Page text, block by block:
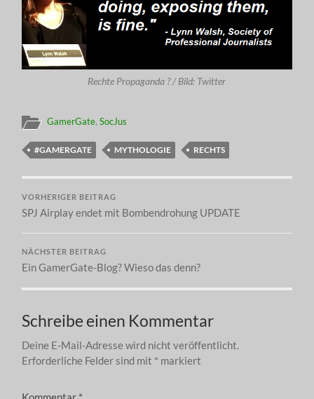
Rechte Propaganda ? / Bild: Twitter
GamerGate,SocJus
#GAMERGATE MYTHOLOGIE RECHTS
VORHERIGER BEITRAG
SPJ Airplay endet mit Bombendrohung UPDATE
NÄCHSTER BEITRAG
Ein GamerGate-Blog? Wieso das denn?
Schreibe einen Kommentar
Deine E-Mail-Adresse wird nicht veröffentlicht.
Erforderliche Felder sind mit * markiert